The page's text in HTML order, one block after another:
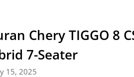
Chery TIGGO 8
7-Seater
15, 2025